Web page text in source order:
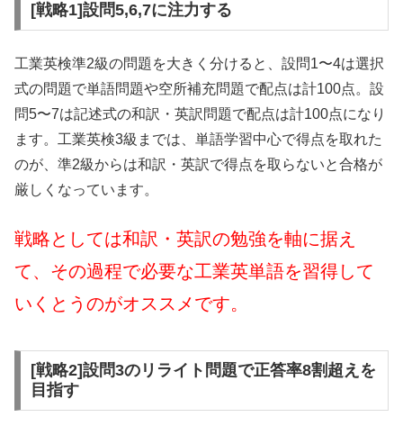
[戦略1]設問5,6,7に注力する
工業英検準2級の問題を大きく分けると、設問1〜4は選択
式の問題で単語問題や空所補充問題で配点は計100点。設
問5〜7は記述式の和訳・英訳問題で配点は計100点になり
ます。工業英検3級までは、単語学習中心で得点を取れた
のが、準2級からは和訳・英訳で得点を取らないと合格が
厳しくなっています。
戦略としては和訳・英訳の勉強を軸に据え
て、その過程で必要な工業英単語を習得して
いくとうのがオススメです。
[戦略2]設問3のリライト問題で正答率8割超えを
目指す